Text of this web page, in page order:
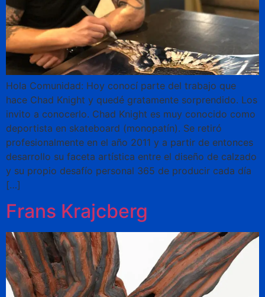
Hola Comunidad: Hoy conocí parte del trabajo que
hace Chad Knight y quedé gratamente sorprendido. Los
invito a conocerlo. Chad Knight es muy conocido como
deportista en skateboard (monopatín). Se retiró
profesionalmente en el año 2011 y a partir de entonces
desarrollo su faceta artística entre el diseño de calzado
y su propio desafío personal 365 de producir cada día
[…]
Frans Krajcberg